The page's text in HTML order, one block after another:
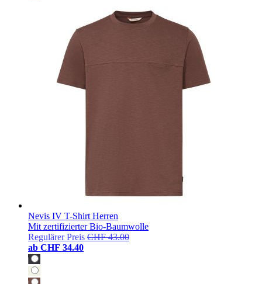
Nevis IV T-Shirt Herren
Mit zertifizierter Bio-Baumwolle
Regulärer Preis CHF 43.00
ab CHF 34.40